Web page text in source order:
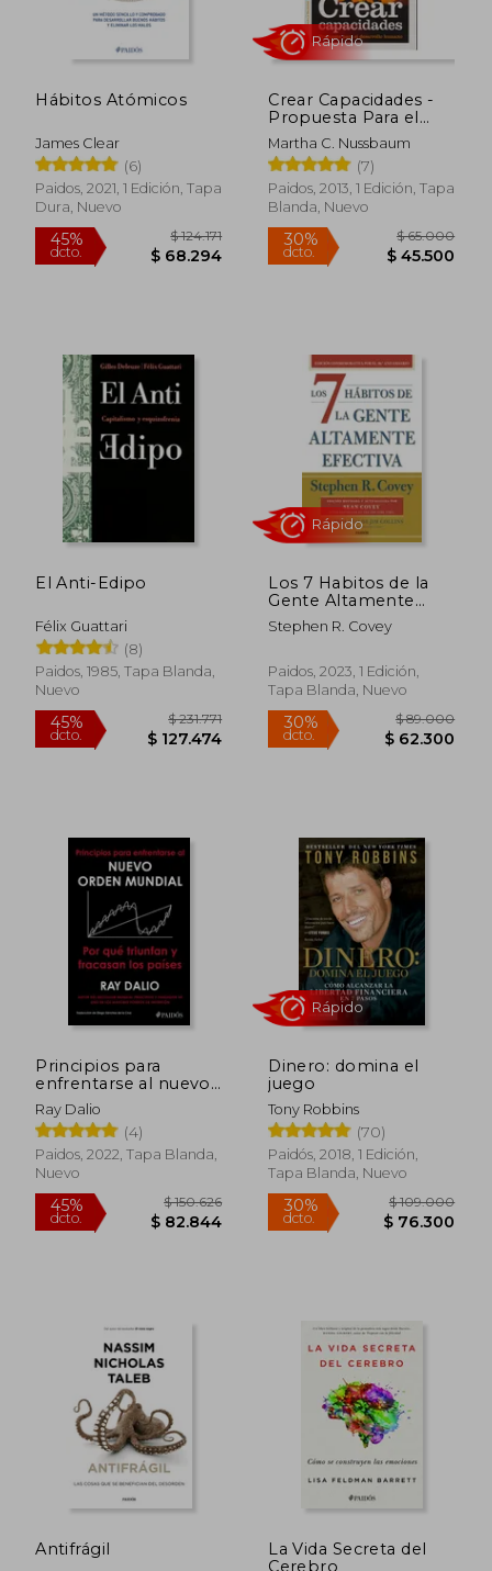
$ 82.600
Hábitos Atómicos
James Clear
(6)
Paidos, 2021, 1 Edición, Tapa
Dura, Nuevo
45%
Crear Capacidades -
Propuesta Para el
Desarrollo Humano
(3. ª Ed. )
Martha C. Nussbaum
(7)
Paidos, 2013, 1 Edición, Tapa
Blanda, Nuevo
30%
dcto.
Rápido
El Anti-Edipo
Félix Guattari
(8)
Paidos, 1985, Tapa Blanda,
Nuevo
dcto.
Los 7 Habitos de la
Gente Altamente
Efectiva
Stephen R. Covey
Paidos, 2023, 1 Edición,
Tapa Blanda, Nuevo
30%
dcto.
Principios para
enfrentarse al nuevo
orden mundial
Ray Dalio
(4)
Paidos, 2022, Tapa Blanda,
Nuevo
Dinero: domina el
juego
Tony Robbins
(70)
Paidós, 2018, 1 Edición,
Tapa Blanda, Nuevo
Antifrágil
La Vida Secreta del
Cerebro